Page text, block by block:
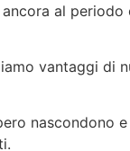
al
vantaggi di
nascondono